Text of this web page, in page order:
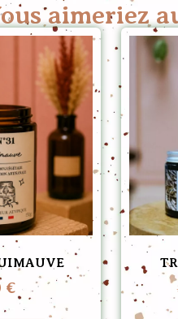
aimeriez
€